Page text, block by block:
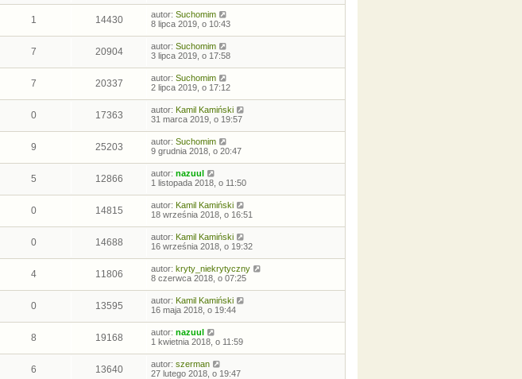
1 14430 autor: Suchomim
8 lipca 2019, o 10:43
7 20904 autor: Suchomim
3 lipca 2019, o 17:58
7 20337 autor: Suchomim
2 lipca 2019, o 17:12
0 17363 autor: Kamil Kamiński
31 marca 2019, o 19:57
9 25203 autor: Suchomim
9 grudnia 2018, o 20:47
5 12866 autor: nazuul
1 listopada 2018, o 11:50
0 14815 autor: Kamil Kamiński
18 września 2018, o 16:51
0 14688 autor: Kamil Kamiński
16 września 2018, o 19:32
4 11806 autor: kryty_niekrytyczny
8 czerwca 2018, o 07:25
0 13595 autor: Kamil Kamiński
16 maja 2018, o 19:44
8 19168 autor: nazuul
1 kwietnia 2018, o 11:59
6 13640 autor: szerman
27 lutego 2018, o 19:47